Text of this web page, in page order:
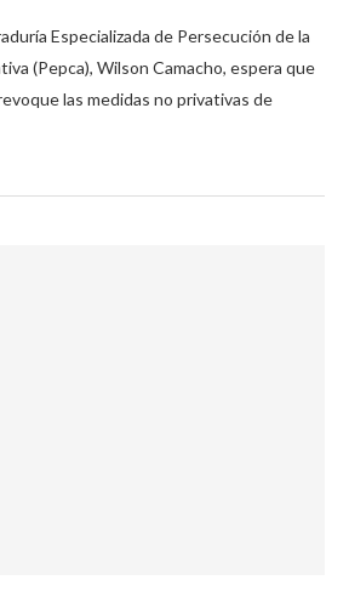
Especializada de Persecución de la
(Pepca), Wilson Camacho, espera que
las medidas no privativas de